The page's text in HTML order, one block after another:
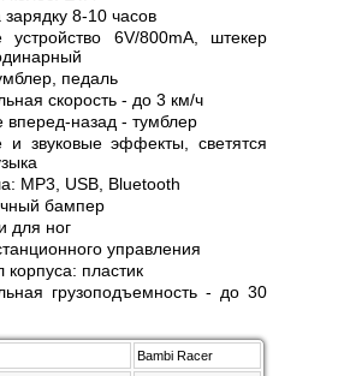
8-10 часов
устройство 6V/800mA, штекер
педаль
скорость - до 3 км/ч
вперед-назад - тумблер
и звуковые эффекты, светятся
MP3, USB, Bluetooth
бампер
для ног
управления
корпуса: пластик
грузоподъемность - до 30
Bambi Racer